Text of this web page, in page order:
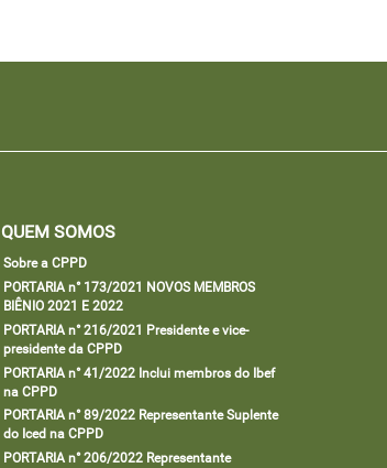
QUEM SOMOS
Sobre a CPPD
PORTARIA n° 173/2021 NOVOS MEMBROS
BIÊNIO 2021 E 2022
PORTARIA n° 216/2021 Presidente e vice-
presidente da CPPD
PORTARIA n° 41/2022 Inclui membros do Ibef
na CPPD
PORTARIA n° 89/2022 Representante Suplente
do Iced na CPPD
PORTARIA n° 206/2022 Representante